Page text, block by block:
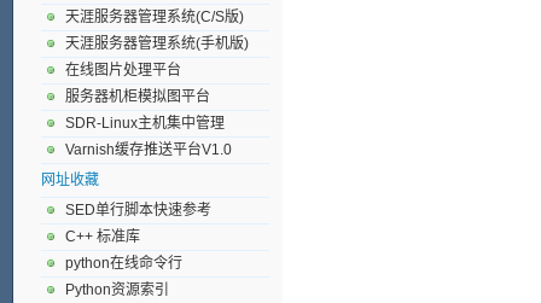
天涯服务器管理系统(C/S版)
天涯服务器管理系统(手机版)
在线图片处理平台
服务器机柜模拟图平台
SDR-Linux主机集中管理
Varnish缓存推送平台V1.0
网址收藏
SED单行脚本快速参考
C++ 标准库
python在线命令行
Python资源索引